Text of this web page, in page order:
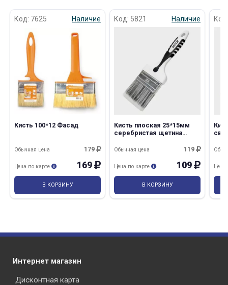
Код: 7625 Наличие
Кисть 100*12 Фасад
179
Обычная цена
169
Цена по карте
В КОРЗИНУ
Код: 5821 Наличие
Кисть плоская 25*15мм
серебристая щетина
119
Обычная цена
109
Цена по карте
В КОРЗИНУ
Цена
Интернет магазин
Дисконтная карта